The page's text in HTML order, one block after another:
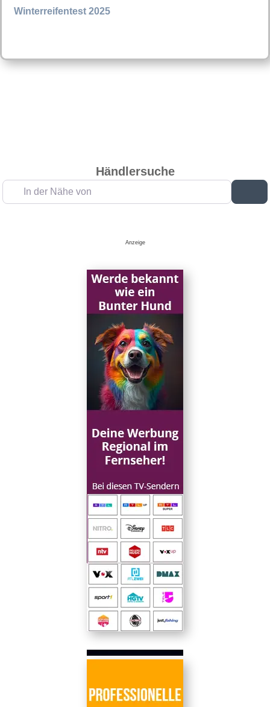
Winterreifentest 2025
Händlersuche
In der Nähe von
Anzeige